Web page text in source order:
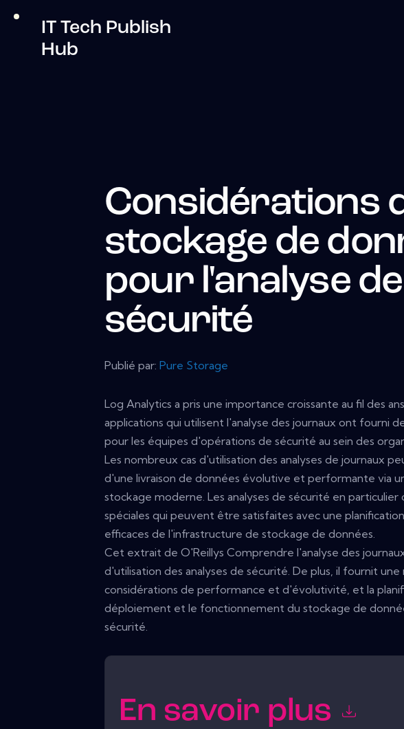
IT Tech Publish
Hub
Considérations
stockage de
pour l'analyse de
sécurité
Publié par: Pure Storage
Log Analytics a pris une importance croissante au fil des
applications qui utilisent l'analyse des journaux ont fourni
pour les équipes d'opérations de sécurité au sein des
Les nombreux cas d'utilisation des analyses de journaux
d'une livraison de données évolutive et performante via
stockage moderne. Les analyses de sécurité en particulier
spéciales qui peuvent être satisfaites avec une
efficaces de l'infrastructure de stockage de données.
Cet extrait de O'Reillys Comprendre l'analyse des
d'utilisation des analyses de sécurité. De plus, il fournit
considérations de performance et d'évolutivité, et la
déploiement et le fonctionnement du stockage de
sécurité.
En savoir plus